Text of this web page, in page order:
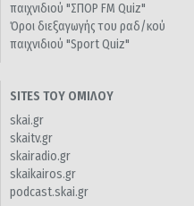
παιχνιδιού "ΣΠΟΡ FM Quiz"
Όροι διεξαγωγής του ραδ/κού
παιχνιδιού "Sport Quiz"
SITES ΤΟΥ ΟΜΙΛΟΥ
skai.gr
skaitv.gr
skairadio.gr
skaikairos.gr
podcast.skai.gr